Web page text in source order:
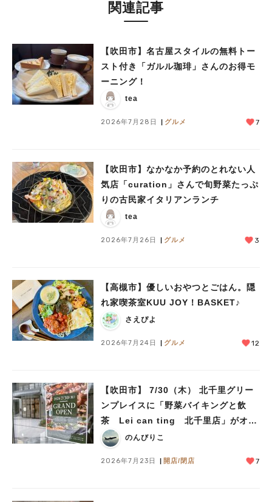
関連記事
【吹田市】名古屋スタイルの無料トー
スト付き「ガルル珈琲」さんのお得モ
ーニング！
tea
2026年7月28日 グルメ 7
【吹田市】なかなか予約のとれない人
気店「curation」さんで旬野菜たっぷ
りの古民家イタリアンランチ
tea
2026年7月26日 グルメ 3
【高槻市】優しいおやつとごはん。隠
れ家喫茶室KUU JOY！BASKET♪
さえぴよ
2026年7月24日 グルメ 12
【吹田市】 7/30（木） 北千里グリー
ンプレイスに「野菜バイキングと飲
茶 Lei can ting 北千里店」がオー
プン予定！
のんびりこ
2026年7月23日 開店/閉店 7